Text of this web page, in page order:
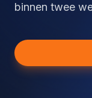
binnen twee